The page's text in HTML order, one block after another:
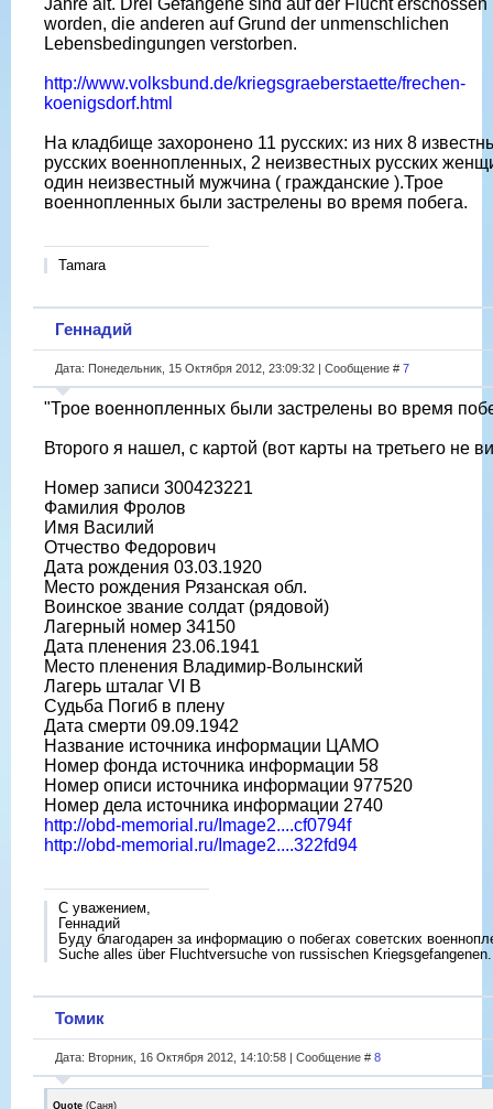
Jahre alt. Drei Gefangene sind auf der Flucht erschossen
worden, die anderen auf Grund der un­menschlichen
Lebensbedingungen verstorben.
http://www.volksbund.de/kriegsgraeberstaette/frechen-
koenigsdorf.html
На кладбище захоронено 11 русских: из них 8
русских военнопленных, 2 неизвестных русских
один неизвестный мужчина ( гражданские ).Трое
военнопленных были застрелены во время побега.
Tamara
Геннадий
Дата: Понедельник, 15 Октября 2012, 23:09:32 | Сообщение # 7
"Трое военнопленных были застрелены во время
Второго я нашел, с картой (вот карты на третьего не
Номер записи 300423221
Фамилия Фролов
Имя Василий
Отчество Федорович
Дата рождения 03.03.1920
Место рождения Рязанская обл.
Воинское звание солдат (рядовой)
Лагерный номер 34150
Дата пленения 23.06.1941
Место пленения Владимир-Волынский
Лагерь шталаг VI B
Судьба Погиб в плену
Дата смерти 09.09.1942
Название источника информации ЦАМО
Номер фонда источника информации 58
Номер описи источника информации 977520
Номер дела источника информации 2740
http://obd-memorial.ru/Image2....cf0794f
http://obd-memorial.ru/Image2....322fd94
С уважением,
Геннадий
Буду благодарен за информацию о побегах советских
Suche alles über Fluchtversuche von russischen Kriegsgefangenen.
Томик
Дата: Вторник, 16 Октября 2012, 14:10:58 | Сообщение # 8
Quote (Саня)